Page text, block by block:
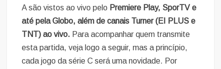
A são vistos ao vivo pelo Premiere Play, SporTV e
até pela Globo, além de canais Turner (EI PLUS e
TNT) ao vivo. Para acompanhar quem transmite
esta partida, veja logo a seguir, mas a princípio,
cada jogo da série C será uma novidade. Por